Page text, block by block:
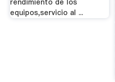
rendimiento de los
equipos,servicio al ...